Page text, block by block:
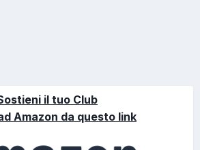
il tuo Club
Amazon da questo link